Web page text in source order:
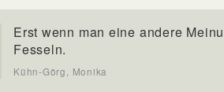
Erst wenn man eine andere
Fesseln.
Kühn-Görg, Monika